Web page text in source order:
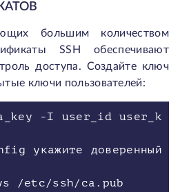
большим количеством
SSH обеспечивают
доступа. Создайте ключ
ключи пользователей:
-I user_id user_k
укажите доверенный
/etc/ssh/ca.pub